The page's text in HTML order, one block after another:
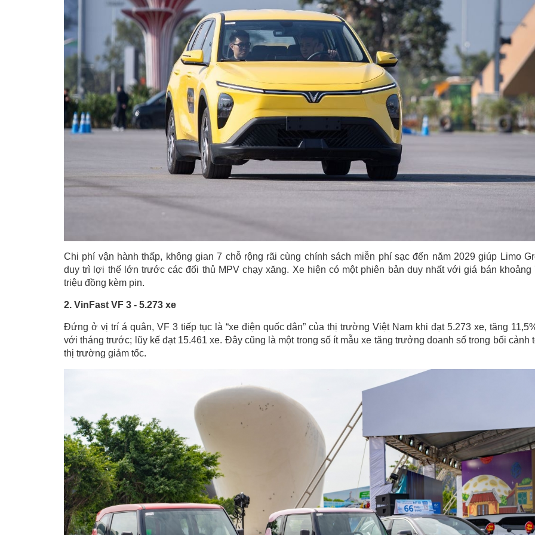
Chi phí vận hành thấp, không gian 7 chỗ rộng rãi cùng chính sách miễn phí sạc đến năm 2029 giúp Limo
duy trì lợi thế lớn trước các đối thủ MPV chạy xăng. Xe hiện có một phiên bản duy nhất với giá bán khoảng
triệu đồng kèm pin.
2. VinFast VF 3 - 5.273 xe
Đứng ở vị trí á quân, VF 3 tiếp tục là “xe điện quốc dân” của thị trường Việt Nam khi đạt 5.273 xe, tăng
với tháng trước; lũy kế đạt 15.461 xe. Đây cũng là một trong số ít mẫu xe tăng trưởng doanh số trong bối cảnh
thị trường giảm tốc.